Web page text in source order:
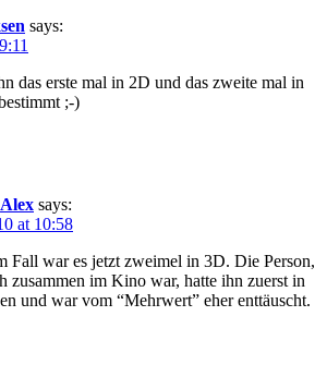
says:
das erste mal in 2D und das zweite mal in
;-)
Alex says:
at 10:58
Fall war es jetzt zweimel in 3D. Die Person,
zusammen im Kino war, hatte ihn zuerst in
und war vom “Mehrwert” eher enttäuscht.